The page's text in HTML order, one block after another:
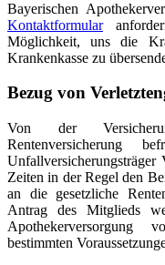
Bayerischen
Kontaktformular
Möglichkeit, uns die
Krankenkasse zu
Bezug von
Von der
Rentenversicherung
Unfallversicherungsträger
Zeiten in der Regel den
an die gesetzliche
Antrag des Mitglieds
Apothekerversorgung
bestimmten